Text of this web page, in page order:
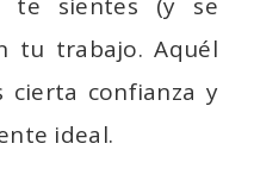
tu trabajo. Aquél
cierta confianza y
ideal.